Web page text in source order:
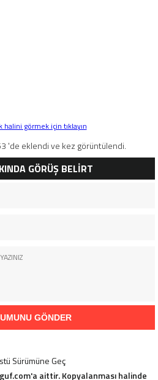
halini görmek için tıklayın
'de eklendi ve kez görüntülendi.
GÖRÜŞ BELİRT
GÖNDER
Sürümüne Geç
aittir. Kopyalanması halinde